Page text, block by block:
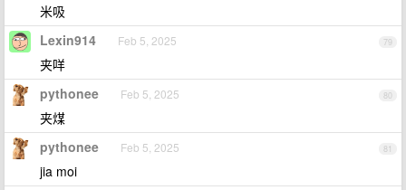
米吸
79
Lexin914 Feb 5, 2025
夹咩
80
pythonee Feb 5, 2025
夹煤
81
pythonee Feb 5, 2025
jia moi